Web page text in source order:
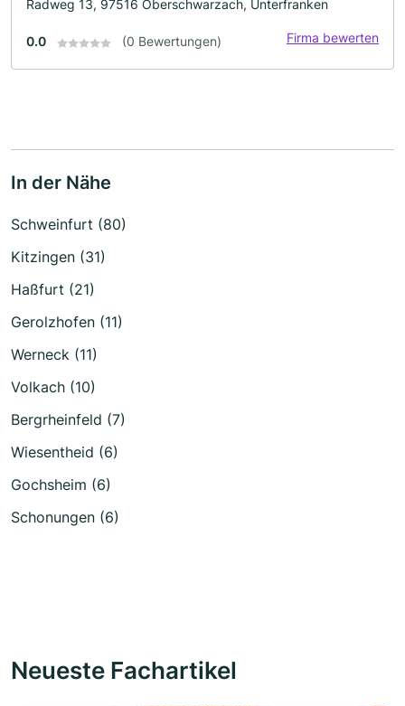
Radweg 13, 97516 Oberschwarzach, Unterfranken
0.0 (0 Bewertungen) Firma bewerten
In der Nähe
Schweinfurt (80)
Kitzingen (31)
Haßfurt (21)
Gerolzhofen (11)
Werneck (11)
Volkach (10)
Bergrheinfeld (7)
Wiesentheid (6)
Gochsheim (6)
Schonungen (6)
Neueste Fachartikel